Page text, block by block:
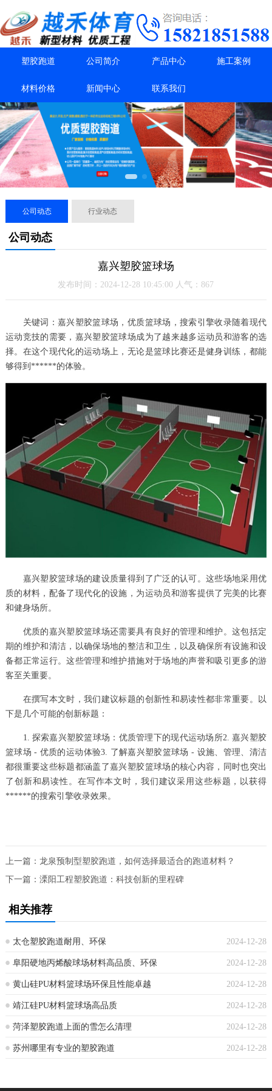
塑胶跑道 公司简介 产品中心 施工案例
材料价格 新闻中心 联系我们
公司动态 行业动态
公司动态
嘉兴塑胶篮球场
发布时间：2024-12-28 10:45:00 人气：867
关键词：嘉兴塑胶篮球场，优质篮球场，搜索引擎收录随着现代
运动竞技的需要，嘉兴塑胶篮球场成为了越来越多运动员和游客的选
择。在这个现代化的运动场上，无论是篮球比赛还是健身训练，都能
够得到******的体验。
嘉兴塑胶篮球场的建设质量得到了广泛的认可。这些场地采用优
质的材料，配备了现代化的设施，为运动员和游客提供了完美的比赛
和健身场所。
优质的嘉兴塑胶篮球场还需要具有良好的管理和维护。这包括定
期的维护和清洁，以确保场地的整洁和卫生，以及确保所有设施和设
备都正常运行。这些管理和维护措施对于场地的声誉和吸引更多的游
客至关重要。
在撰写本文时，我们建议标题的创新性和易读性都非常重要。以
下是几个可能的创新标题：
1. 探索嘉兴塑胶篮球场：优质管理下的现代运动场所2. 嘉兴塑胶
篮球场 - 优质的运动体验3. 了解嘉兴塑胶篮球场 - 设施、管理、清洁
都很重要这些标题都涵盖了嘉兴塑胶篮球场的核心内容，同时也突出
了创新和易读性。在写作本文时，我们建议采用这些标题，以获得
******的搜索引擎收录效果。
上一篇： 龙泉预制型塑胶跑道，如何选择最适合的跑道材料？
下一篇： 溧阳工程塑胶跑道：科技创新的里程碑
相关推荐
2024-12-28
太仓塑胶跑道耐用、环保
2024-12-28
阜阳硬地丙烯酸球场材料高品质、环保
2024-12-28
黄山硅PU材料篮球场环保且性能卓越
2024-12-28
靖江硅PU材料篮球场高品质
2024-12-28
菏泽塑胶跑道上面的雪怎么清理
2024-12-28
苏州哪里有专业的塑胶跑道